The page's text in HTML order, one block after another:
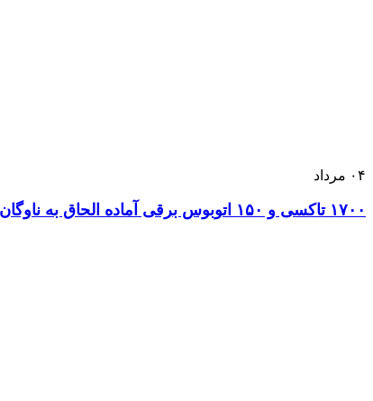
۰۴ مرداد
۱۷۰۰ تاکسی و ۱۵۰ اتوبوس برقی آماده الحاق به ناوگان حمل‌ونقل تهران هستند